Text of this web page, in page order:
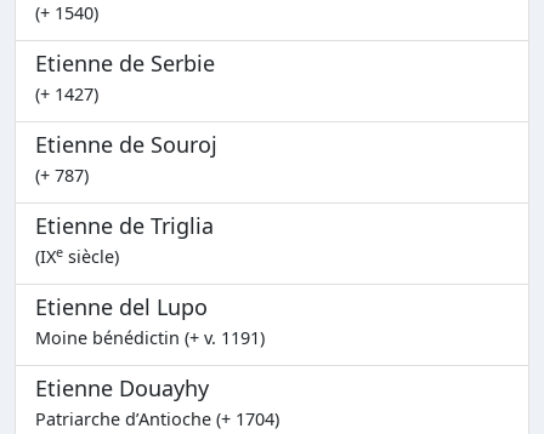
(+ 1540)
Etienne de Serbie
(+ 1427)
Etienne de Souroj
(+ 787)
Etienne de Triglia
(IXe siècle)
Etienne del Lupo
Moine bénédictin (+ v. 1191)
Etienne Douayhy
Patriarche d’Antioche (+ 1704)